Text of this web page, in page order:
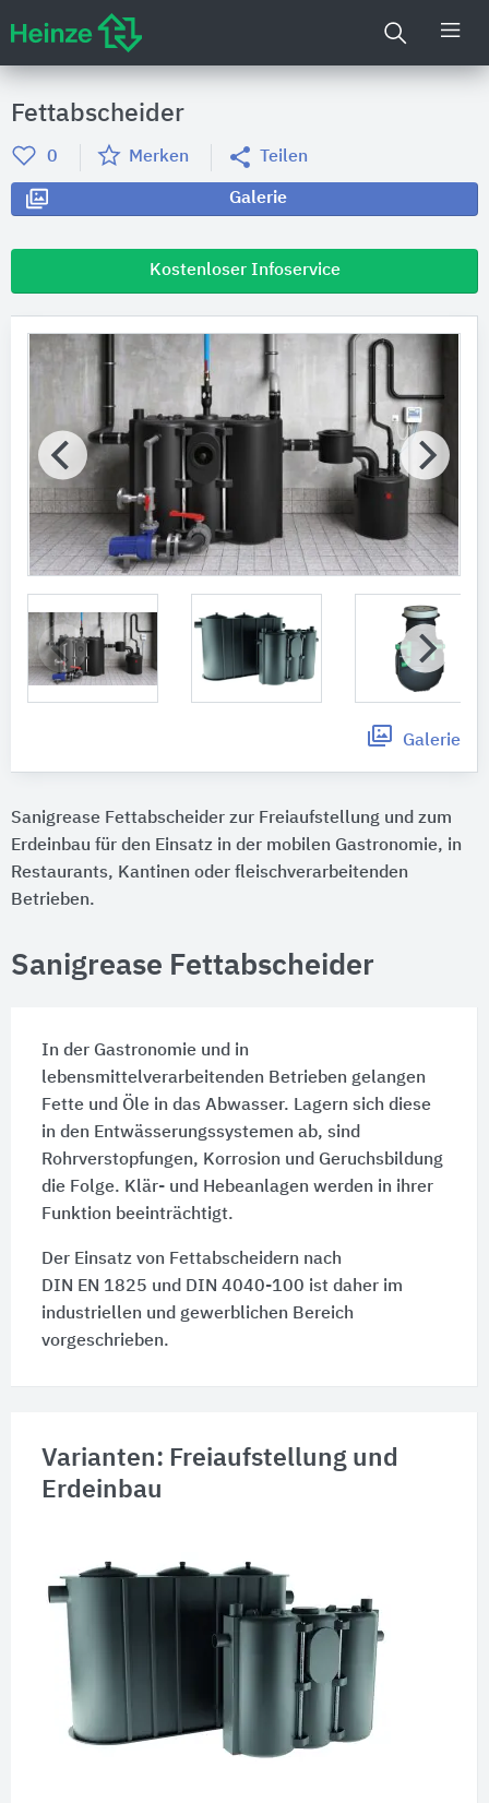
Fettabscheider
0 Merken Teilen
Galerie
Kostenloser Infoservice
Galerie
Sanigrease Fettabscheider zur Freiaufstellung und zum
Erdeinbau für den Einsatz in der mobilen Gastronomie, in
Restaurants, Kantinen oder fleischverarbeitenden
Betrieben.
Sanigrease Fettabscheider
In der Gastronomie und in
lebensmittelverarbeitenden Betrieben gelangen
Fette und Öle in das Abwasser. Lagern sich diese
in den Entwässerungssystemen ab, sind
Rohrverstopfungen, Korrosion und Geruchsbildung
die Folge. Klär- und Hebeanlagen werden in ihrer
Funktion beeinträchtigt.
Der Einsatz von Fettabscheidern nach
DIN EN 1825 und DIN 4040-100 ist daher im
industriellen und gewerblichen Bereich
vorgeschrieben.
Varianten: Freiaufstellung und
Erdeinbau